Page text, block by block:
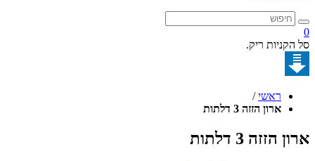
ריק.
ראשי
/
ארון הזזה 3 דלתות
3 דלתות